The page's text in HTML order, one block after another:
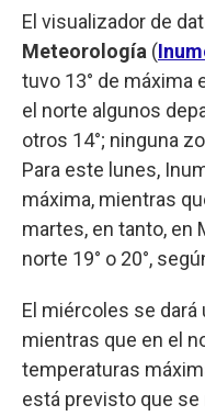
El visualizador de
Meteorología (
tuvo 13° de máxima
el norte algunos
otros 14°; ninguna
Para este lunes,
máxima, mientras
martes, en tanto, en
norte 19° o 20°,
El miércoles se
mientras que en el
temperaturas
está previsto que se